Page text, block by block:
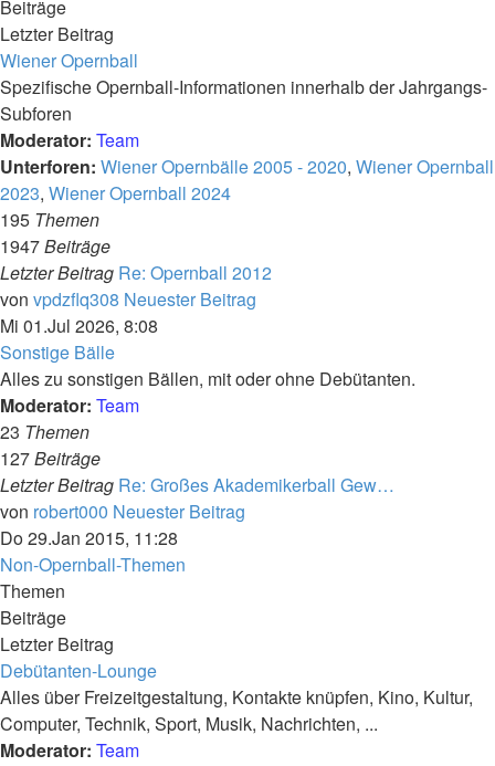
Beiträge
Letzter Beitrag
Wiener Opernball
Spezifische Opernball-Informationen innerhalb der Jahrgangs-
Subforen
Moderator: Team
Unterforen: Wiener Opernbälle 2005 - 2020, Wiener Opernball
2023, Wiener Opernball 2024
195 Themen
1947Beiträge
Letzter Beitrag Re: Opernball 2012
von vpdzflq308 Neuester Beitrag
Mi 01.Jul 2026, 8:08
Sonstige Bälle
Alles zu sonstigen Bällen, mit oder ohne Debütanten.
Moderator: Team
23 Themen
127Beiträge
Letzter Beitrag Re: Großes Akademikerball Gew…
von robert000 Neuester Beitrag
Do 29.Jan 2015, 11:28
Non-Opernball-Themen
Themen
Beiträge
Letzter Beitrag
Debütanten-Lounge
Alles über Freizeitgestaltung, Kontakte knüpfen, Kino, Kultur,
Computer, Technik, Sport, Musik, Nachrichten, ...
Moderator: Team